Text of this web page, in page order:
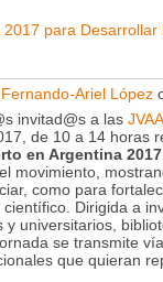
para Desarrollar
Fernando-Ariel López
invitad@s a las
de 10 a 14 horas
en Argentina 2017
movimiento,
como para
Dirigida a
y universitarios,
se transmite
que quieran